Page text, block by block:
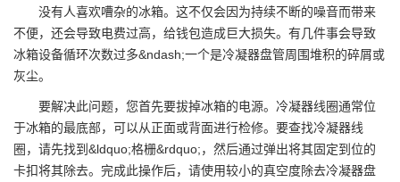
没有人喜欢嘈杂的冰箱。这不仅会因为持续不断的噪音而带来
不便，还会导致电费过高，给钱包造成巨大损失。有几件事会导致
冰箱设备循环次数过多&ndash;一个是冷凝器盘管周围堆积的碎屑或
灰尘。
要解决此问题，您首先要拔掉冰箱的电源。冷凝器线圈通常位
于冰箱的最底部，可以从正面或背面进行检修。要查找冷凝器线
圈，请先找到&ldquo;格栅&rdquo;，然后通过弹出将其固定到位的
卡扣将其除去。完成此操作后，请使用较小的真空度除去冷凝器盘